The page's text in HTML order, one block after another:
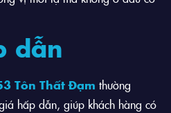
dẫn
Tôn Thất Đạm thường
hấp dẫn, giúp khách hàng có